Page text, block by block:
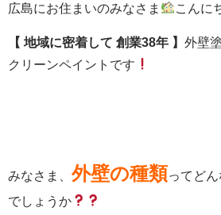
広島にお住まいのみなさま こんに
【 地域に密着して 創業38年 】 外壁
クリーンペイントです
みなさま、 外壁の種類ってど
でしょうか